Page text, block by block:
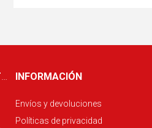
INFORMACIÓN
Envíos y devoluciones
Políticas de privacidad